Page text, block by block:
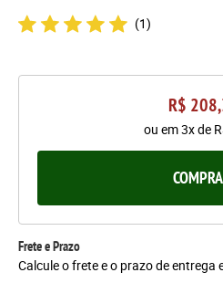
(1)
R$
ou em3xde
Frete e Prazo
Calcule o frete e o prazo de